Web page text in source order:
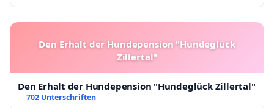
Den Erhalt der Hundepension "Hundeglück
Zillertal"
Den Erhalt der Hundepension "Hundeglück Zillertal"
702 Unterschriften